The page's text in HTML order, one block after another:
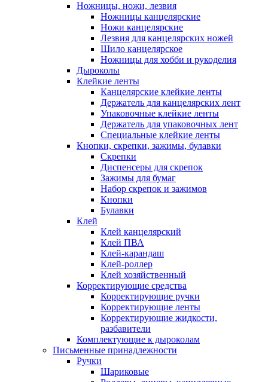
Ножницы, ножи, лезвия
Ножницы канцелярские
Ножи канцелярские
Лезвия для канцелярских ножей
Шило канцелярское
Ножницы для хобби и рукоделия
Дыроколы
Клейкие ленты
Канцелярские клейкие ленты
Держатель для канцелярских лент
Упаковочные клейкие ленты
Держатель для упаковочных лент
Специальные клейкие ленты
Кнопки, скрепки, зажимы, булавки
Скрепки
Диспенсеры для скрепок
Зажимы для бумаг
Набор скрепок и зажимов
Кнопки
Булавки
Клей
Клей канцелярский
Клей ПВА
Клей-карандаш
Клей-роллер
Клей хозяйственный
Корректирующие средства
Корректирующие ручки
Корректирующие ленты
Корректирующие жидкости,
разбавители
Комплектующие к дыроколам
Письменные принадлежности
Ручки
Шариковые